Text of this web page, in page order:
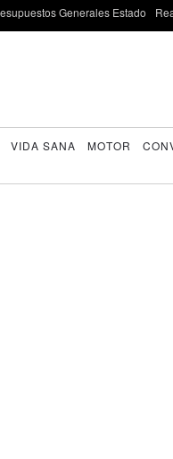
Generales Estado
VIDA SANA MOTOR